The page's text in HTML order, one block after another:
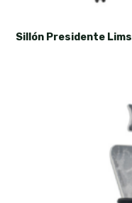
Sillón Presidente Lims